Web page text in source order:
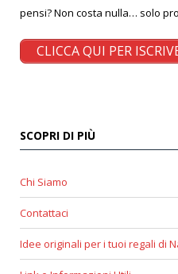
pensi? Non costa nulla… solo
CLICCA QUI PER
SCOPRI DI PIÙ
Chi Siamo
Contattaci
Idee originali per i tuoi regali di